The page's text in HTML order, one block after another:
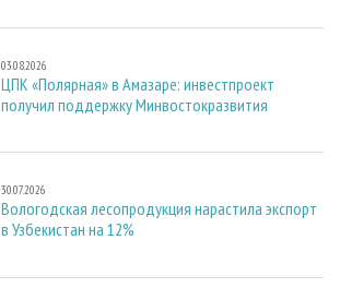
03.08.2026
ЦПК «Полярная» в Амазаре: инвестпроект
получил поддержку Минвостокразвития
30.07.2026
Вологодская лесопродукция нарастила экспорт
в Узбекистан на 12%